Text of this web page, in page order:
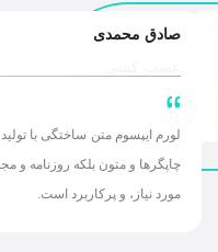
صادق محمدی
لورم ایپسوم متن ساختگی با
چاپگرها و متون بلکه روزنامه و
مورد نیاز، و پرکاربرد است.